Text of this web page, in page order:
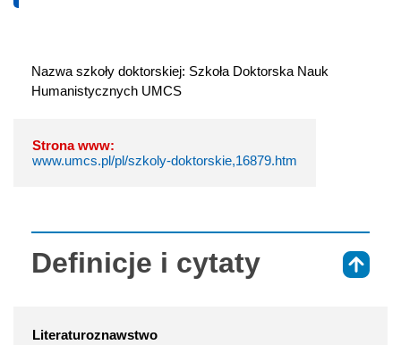
Nazwa szkoły doktorskiej: Szkoła Doktorska Nauk
Humanistycznych UMCS
Strona www:
www.umcs.pl/pl/szkoly-doktorskie,16879.htm
Definicje i cytaty
Literaturoznawstwo